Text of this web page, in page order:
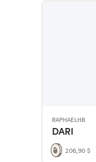
RAPHAELHB
DARI
206,90 $